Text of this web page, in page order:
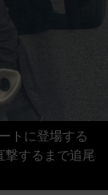
トに登場する
撃するまで追尾